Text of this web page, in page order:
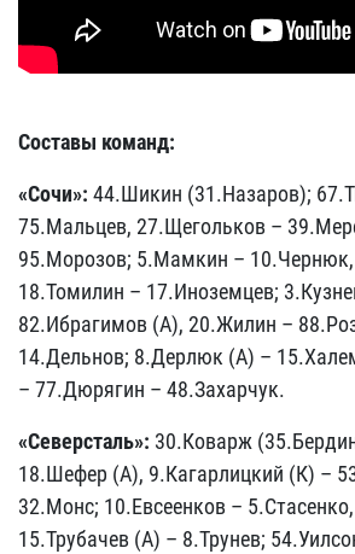
Составы команд:
«Сочи»: 44.Шикин (31.Назаров);
75.Мальцев, 27.Щегольков –
95.Морозов; 5.Мамкин –
18.Томилин – 17.Иноземцев;
82.Ибрагимов (А), 20.Жилин –
14.Дельнов; 8.Дерлюк (А) –
– 77.Дюрягин – 48.Захарчук.
«Северсталь»: 30.Коварж
18.Шефер (А), 9.Кагарлицкий (К) –
32.Монс; 10.Евсеенков –
15.Трубачев (А) – 8.Трунев;